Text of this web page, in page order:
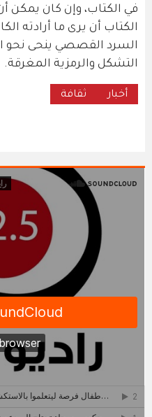
في الكتاب، وإن كان يمكن
الكتاب أن يرى ما أرادته
السرد القصصي ينحى نحو
التشكل والرمزية المغرقة.
أخبار ثقافة